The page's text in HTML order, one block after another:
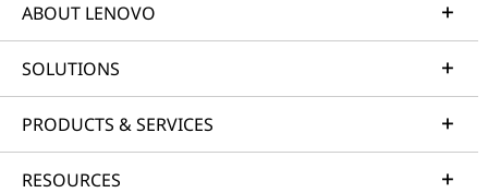
ABOUT LENOVO
SOLUTIONS
PRODUCTS & SERVICES
RESOURCES